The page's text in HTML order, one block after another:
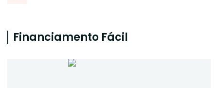
Financiamento Fácil